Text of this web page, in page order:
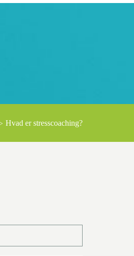
Hvad er stresscoaching?